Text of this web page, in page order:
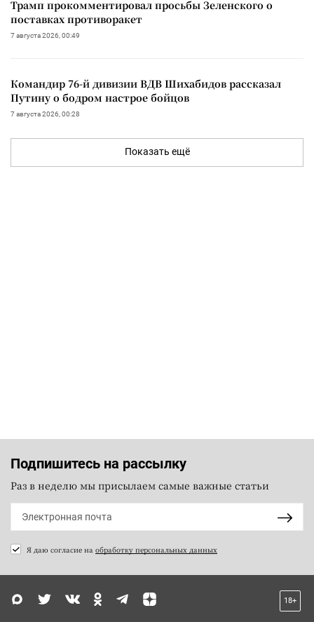
Трамп прокомментировал просьбы Зеленского о
поставках противоракет
7 августа 2026, 00:49
Командир 76-й дивизии ВДВ Шихабидов рассказал
Путину о бодром настрое бойцов
7 августа 2026, 00:28
Показать ещё
Подпишитесь на рассылку
Раз в неделю мы присылаем самые важные статьи
Я даю согласие на обработку персональных данных
18+